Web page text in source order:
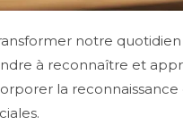
notre
à reconnaître et
la